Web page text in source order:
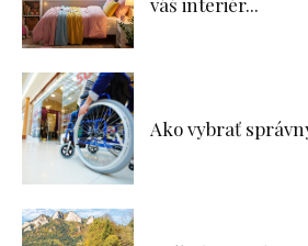
Ako vybrať